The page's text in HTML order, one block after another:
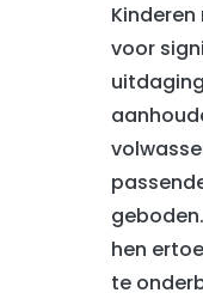
voor
hen
te